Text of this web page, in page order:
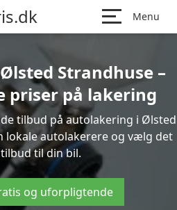
Menu
Strandhuse –
priser på lakering
tilbud på autolakering i Ølsted
lokale autolakerere og vælg det
til din bil.
og uforpligtende